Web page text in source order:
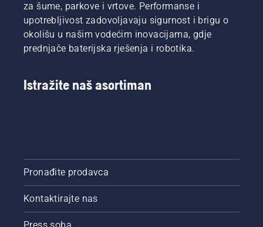
za šume, parkove i vrtove. Performanse i
upotrebljivost zadovoljavaju sigurnost i brigu o
okolišu u našim vodećim inovacijama, gdje
prednjače baterijska rješenja i robotika.
Istražite naš asortiman
Pronađite prodavca
Kontaktirajte nas